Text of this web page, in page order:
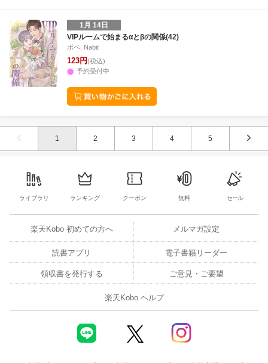
1月 14日
VIPルームで始まるαとβの関係(42)
ボベ, Nabit
123円(税込)
予約受付中
1 2 3 4 5
ライブラリ ランキング クーポン 無料 セール
楽天Kobo 初めての方へ メルマガ設定
読書アプリ 電子書籍リーダー
領収書を発行する ご意見・ご要望
楽天Kobo ヘルプ